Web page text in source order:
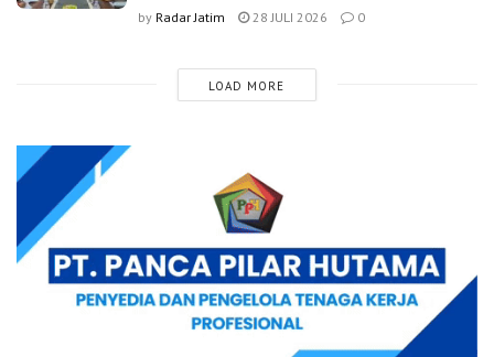
by Radar Jatim 28 JULI 2026 0
LOAD MORE